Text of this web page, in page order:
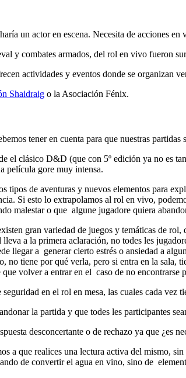
un actor en escena. Necesita de acciones en
y combates armados, del rol en vivo fueron
actividades y eventos donde se organizan
Shaidraig o la Asociación Fénix.
tener en cuenta para que nuestras partidas
el clásico D&D (que con 5º edición ya no es
película gore muy intensa.
de aventuras y nuevos elementos para
Si esto lo extrapolamos al rol en vivo,
malestar o que algune jugadore quiera
gran variedad de juegos y temáticas de
a la primera aclaración, no todes les
llegar a generar cierto estrés o ansiedad a
tiene por qué verla, pero si entra en la sala,
volver a entrar en el caso de no encontrarse
en el rol en mesa, las cuales cada vez
la partida y que todes les participantes
desconcertante o de rechazo ya que ¿es
a que realices una lectura activa del mismo,
de convertir el agua en vino, sino de